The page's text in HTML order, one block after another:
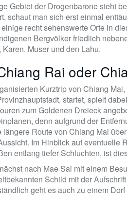
Gebiet der Drogenbarone steht
schaut man sich erst einmal
recht sehenswerte Orte in
Bergvölker friedlich
Muser und den Lahu.
Rai oder
Kurztrip von Chiang
startet, spielt
zum Goldenen Dreieck
denn aufgrund der
längere Route von Chiang Mai
Im Hinblick auf eventuelle
entlang tiefer Schluchten, ist
nach Mae Sai mit einem
Schild mit der
geht es auch zu einem